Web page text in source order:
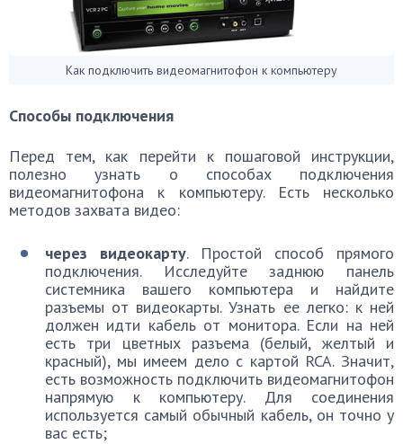
Как подключить видеомагнитофон к компьютеру
Способы подключения
Перед тем, как перейти к пошаговой инструкции,
полезно узнать о способах подключения
видеомагнитофона к компьютеру. Есть несколько
методов захвата видео:
через видеокарту. Простой способ прямого
подключения. Исследуйте заднюю панель
системника вашего компьютера и найдите
разъемы от видеокарты. Узнать ее легко: к ней
должен идти кабель от монитора. Если на ней
есть три цветных разъема (белый, желтый и
красный), мы имеем дело с картой RCA. Значит,
есть возможность подключить видеомагнитофон
напрямую к компьютеру. Для соединения
используется самый обычный кабель, он точно у
вас есть;